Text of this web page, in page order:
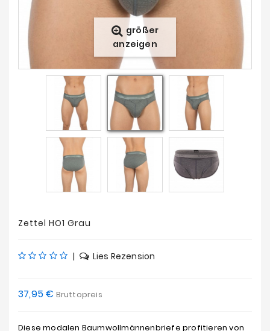
Neue
Artikel
Angebote
größer
anzeigen
Zettel HO1 Grau
| Lies Rezension
37,95 € Bruttopreis
Diese modalen Baumwollmännenbriefe profitieren von